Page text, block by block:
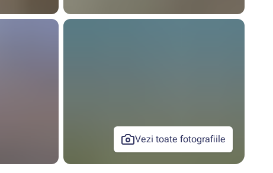
Vezi toate fotografiile